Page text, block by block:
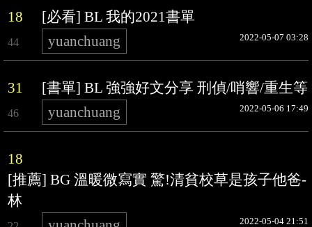
18 [必看] BL 我的2021書單
44 yuanchuang 2022-05-07 03:28
31 [書單] BL 強強好文分享 刑偵/哨響/重生等
46 yuanchuang 2022-05-06 17:49
18
[推薦] BG 溫暖微寫實 驚!清貧校草是孩子他爸-
林
2022-05-04 21:51